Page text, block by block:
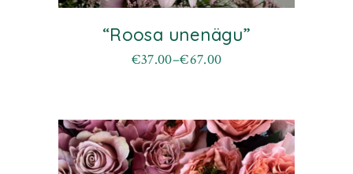
“Roosa unenägu”
€37.00–€67.00